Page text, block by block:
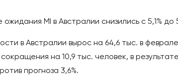
MI в Австралии снизились с 5,1% до
в Австралии вырос на 64,6 тыс. в
на 10,9 тыс. человек, в
прогноза 3,6%.